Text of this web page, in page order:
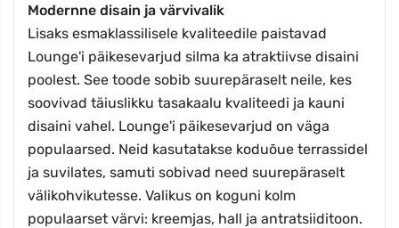
Modernne disain ja värvivalik
Lisaks esmaklassilisele kvaliteedile paistavad
Lounge'i päikesevarjud silma ka atraktiivse disaini
poolest. See toode sobib suurepäraselt neile, kes
soovivad täiuslikku tasakaalu kvaliteedi ja kauni
disaini vahel. Lounge'i päikesevarjud on väga
populaarsed. Neid kasutatakse koduõue terrassidel
ja suvilates, samuti sobivad need suurepäraselt
välikohvikutesse. Valikus on koguni kolm
populaarset värvi: kreemjas, hall ja antratsiiditoon.